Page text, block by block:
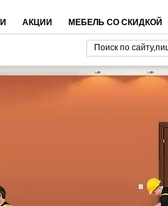
АКЦИИ МЕБЕЛЬ СО СКИДКОЙ